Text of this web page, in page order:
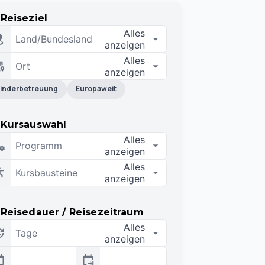
Reiseziel
Land/Bundesland
Alles
anzeigen
Ort
Alles
anzeigen
Europaweit
Kursauswahl
Programm
Alles
anzeigen
Kursbausteine
Alles
anzeigen
Reisedauer / Reisezeitraum
Tage
Alles
anzeigen